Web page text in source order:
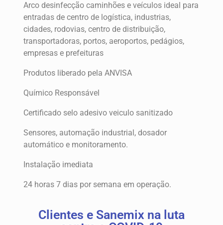
Arco desinfecção caminhões e veículos ideal para
entradas de centro de logística, industrias,
cidades, rodovias, centro de distribuição,
transportadoras, portos, aeroportos, pedágios,
empresas e prefeituras
Produtos liberado pela ANVISA
Químico Responsável
Certificado selo adesivo veiculo sanitizado
Sensores, automação industrial, dosador
automático e monitoramento.
Instalação imediata
24 horas 7 dias por semana em operação.
Clientes e Sanemix na luta